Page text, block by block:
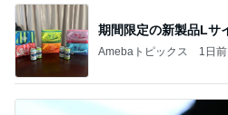
期間限定の新製品Lサ
Amebaトピックス 1日前